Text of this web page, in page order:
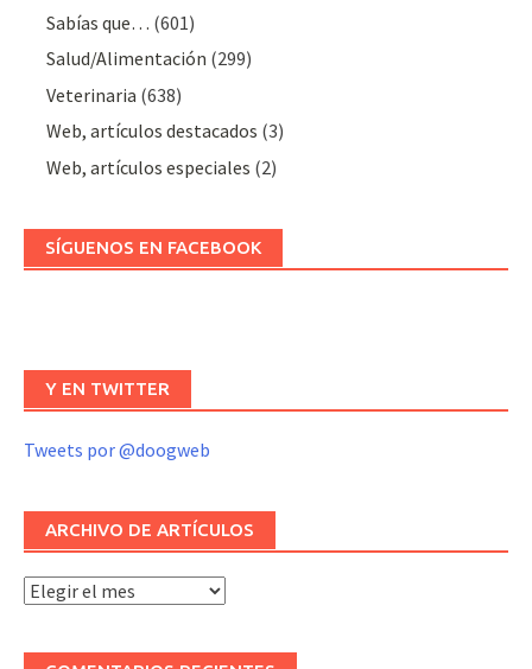
Sabías que… (601)
Salud/Alimentación (299)
Veterinaria (638)
Web, artículos destacados (3)
Web, artículos especiales (2)
SÍGUENOS EN FACEBOOK
Y EN TWITTER
Tweets por @doogweb
ARCHIVO DE ARTÍCULOS
Archivo